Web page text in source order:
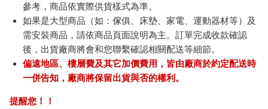
參考，商品依實際供貨樣式為準。
如果是大型商品（如：傢俱、床墊、家電、運動器材等）及
需安裝商品，請依商品頁面說明為主。訂單完成收款確認
後，出貨廠商將會和您聯繫確認相關配送等細節。
偏遠地區、樓層費及其它加價費用，皆由廠商於約定配送時
一併告知，廠商將保留出貨與否的權利。
提醒您！！